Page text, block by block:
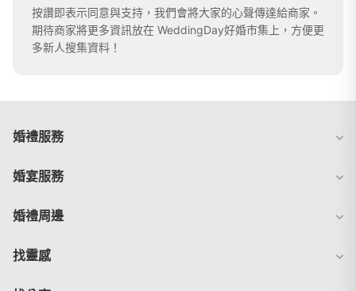
按讚即表示同意與支持，我們會將大家的心聲傳達給商家。
期待商家將更多資訊放在 WeddingDay好婚市集上，方便更
多新人搜集資料！
婚禮服務
婚宴服務
婚禮周邊
找靈感